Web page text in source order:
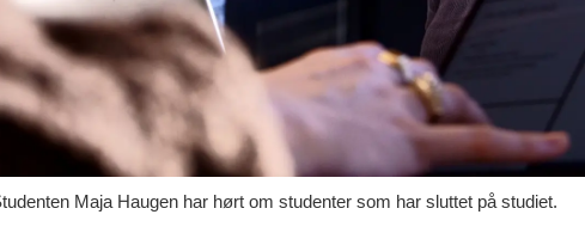
Maja Haugen har hørt om studenter som har sluttet på studiet.